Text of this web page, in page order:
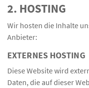
2. HOSTING
Wir hosten die Inhalte
Anbieter:
EXTERNES HOSTING
Diese Website wird
Daten, die auf dieser